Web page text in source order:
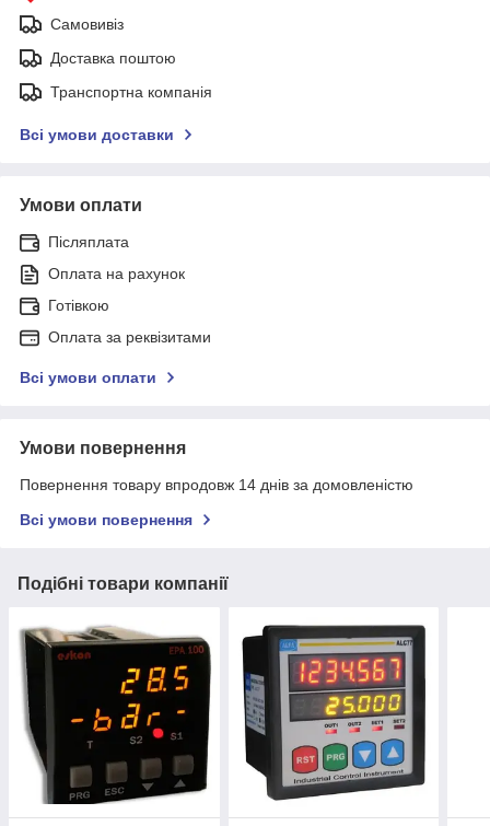
Самовивіз
Доставка поштою
Транспортна компанія
Всі умови доставки
Умови оплати
Післяплата
Оплата на рахунок
Готівкою
Оплата за реквізитами
Всі умови оплати
Умови повернення
Повернення товару впродовж 14 днів за домовленістю
Всі умови повернення
Подібні товари компанії